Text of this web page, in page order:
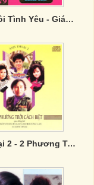
Ai Cho Tôi Tình Yêu - Giáng Ngọc 79
Anh Thoại 2 - 2 Phương Trời Cách Biệt